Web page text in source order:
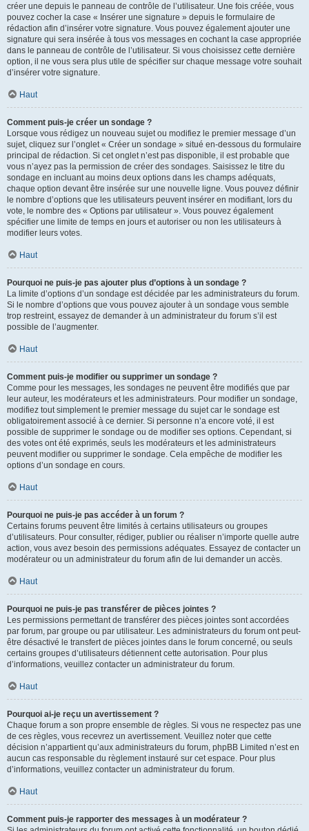
créer une depuis le panneau de contrôle de l’utilisateur. Une fois créée, vous
pouvez cocher la case « Insérer une signature » depuis le formulaire de
rédaction afin d’insérer votre signature. Vous pouvez également ajouter une
signature qui sera insérée à tous vos messages en cochant la case appropriée
dans le panneau de contrôle de l’utilisateur. Si vous choisissez cette dernière
option, il ne vous sera plus utile de spécifier sur chaque message votre souhait
d’insérer votre signature.
Haut
Comment puis-je créer un sondage ?
Lorsque vous rédigez un nouveau sujet ou modifiez le premier message d’un
sujet, cliquez sur l’onglet « Créer un sondage » situé en-dessous du formulaire
principal de rédaction. Si cet onglet n’est pas disponible, il est probable que
vous n’ayez pas la permission de créer des sondages. Saisissez le titre du
sondage en incluant au moins deux options dans les champs adéquats,
chaque option devant être insérée sur une nouvelle ligne. Vous pouvez définir
le nombre d’options que les utilisateurs peuvent insérer en modifiant, lors du
vote, le nombre des « Options par utilisateur ». Vous pouvez également
spécifier une limite de temps en jours et autoriser ou non les utilisateurs à
modifier leurs votes.
Haut
Pourquoi ne puis-je pas ajouter plus d’options à un sondage ?
La limite d’options d’un sondage est décidée par les administrateurs du forum.
Si le nombre d’options que vous pouvez ajouter à un sondage vous semble
trop restreint, essayez de demander à un administrateur du forum s’il est
possible de l’augmenter.
Haut
Comment puis-je modifier ou supprimer un sondage ?
Comme pour les messages, les sondages ne peuvent être modifiés que par
leur auteur, les modérateurs et les administrateurs. Pour modifier un sondage,
modifiez tout simplement le premier message du sujet car le sondage est
obligatoirement associé à ce dernier. Si personne n’a encore voté, il est
possible de supprimer le sondage ou de modifier ses options. Cependant, si
des votes ont été exprimés, seuls les modérateurs et les administrateurs
peuvent modifier ou supprimer le sondage. Cela empêche de modifier les
options d’un sondage en cours.
Haut
Pourquoi ne puis-je pas accéder à un forum ?
Certains forums peuvent être limités à certains utilisateurs ou groupes
d’utilisateurs. Pour consulter, rédiger, publier ou réaliser n’importe quelle autre
action, vous avez besoin des permissions adéquates. Essayez de contacter un
modérateur ou un administrateur du forum afin de lui demander un accès.
Haut
Pourquoi ne puis-je pas transférer de pièces jointes ?
Les permissions permettant de transférer des pièces jointes sont accordées
par forum, par groupe ou par utilisateur. Les administrateurs du forum ont peut-
être désactivé le transfert de pièces jointes dans le forum concerné, ou seuls
certains groupes d’utilisateurs détiennent cette autorisation. Pour plus
d’informations, veuillez contacter un administrateur du forum.
Haut
Pourquoi ai-je reçu un avertissement ?
Chaque forum a son propre ensemble de règles. Si vous ne respectez pas une
de ces règles, vous recevrez un avertissement. Veuillez noter que cette
décision n’appartient qu’aux administrateurs du forum, phpBB Limited n’est en
aucun cas responsable du règlement instauré sur cet espace. Pour plus
d’informations, veuillez contacter un administrateur du forum.
Haut
Comment puis-je rapporter des messages à un modérateur ?